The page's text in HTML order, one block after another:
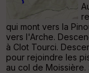
qui mont vers la
vers l'Arche.
à Clot Tourci.
pour rejoindre les
au col de Moissière.